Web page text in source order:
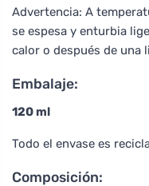
Advertencia: A
se espesa y enturbia
calor o después de una
Embalaje:
120 ml
Todo el envase es
Composición: